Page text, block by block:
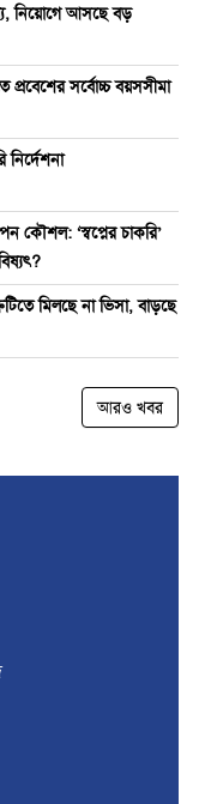
নিয়োগে আসছে বড়
সর্বোচ্চ বয়সসীমা
কৌশল: ‘স্বপ্নের চাকরি’
মিলছে না ভিসা, বাড়ছে
আরও খবর